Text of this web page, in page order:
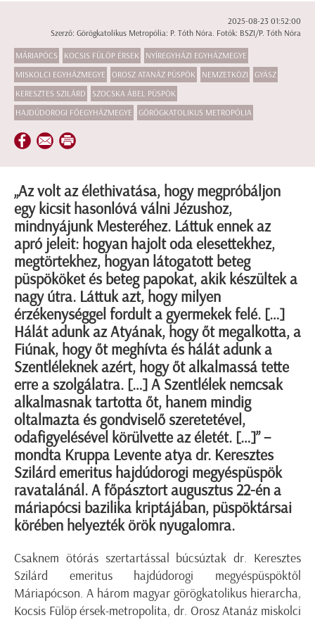
2025-08-23 01:52:00
Szerző: Görögkatolikus Metropólia: P. Tóth Nóra. Fotók: BSZI/P. Tóth Nóra
MÁRIAPÓCS KOCSIS FÜLÖP ÉRSEK
NYÍREGYHÁZI EGYHÁZMEGYE
MISKOLCI EGYHÁZMEGYE
OROSZ ATANÁZ PÜSPÖK NEMZETKÖZI
GYÁSZ
KERESZTES SZILÁRD
SZOCSKA ÁBEL PÜSPÖK
HAJDÚDOROGI FŐEGYHÁZMEGYE
GÖRÖGKATOLIKUS METROPÓLIA
„Az volt az élethivatása, hogy megpróbáljon
egy kicsit hasonlóvá válni Jézushoz,
mindnyájunk Mesteréhez. Láttuk ennek az
apró jeleit: hogyan hajolt oda elesettekhez,
megtörtekhez, hogyan látogatott beteg
püspököket és beteg papokat, akik készültek a
nagy útra. Láttuk azt, hogy milyen
érzékenységgel fordult a gyermekek felé. […]
Hálát adunk az Atyának, hogy őt megalkotta, a
Fiúnak, hogy őt meghívta és hálát adunk a
Szentléleknek azért, hogy őt alkalmassá tette
erre a szolgálatra. […] A Szentlélek nemcsak
alkalmasnak tartotta őt, hanem mindig
oltalmazta és gondviselő szeretetével,
odafigyelésével körülvette az életét. […]” –
mondta Kruppa Levente atya dr. Keresztes
Szilárd emeritus hajdúdorogi megyéspüspök
ravatalánál. A főpásztort augusztus 22-én a
máriapócsi bazilika kriptájában, püspöktársai
körében helyezték örök nyugalomra.
Csaknem ötórás szertartással búcsúztak dr. Keresztes
Szilárd emeritus hajdúdorogi megyéspüspöktől
Máriapócson. A három magyar görögkatolikus hierarcha,
Kocsis Fülöp érsek-metropolita, dr. Orosz Atanáz miskolci